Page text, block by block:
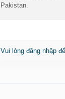
Pakistan.
Vui lòng đăng nhập